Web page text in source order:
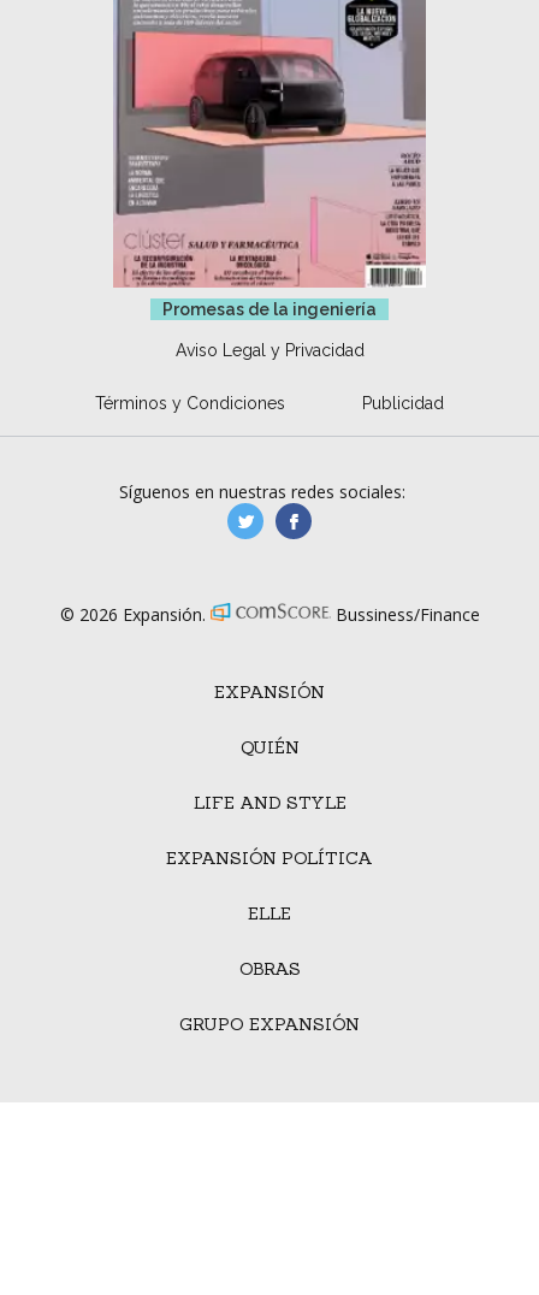
Promesas de la ingeniería
Aviso Legal y Privacidad
Términos y Condiciones Publicidad
EXPANSIÓN
QUIÉN
LIFE AND STYLE
EXPANSIÓN POLÍTICA
ELLE
OBRAS
GRUPO EXPANSIÓN
Síguenos en nuestras redes sociales:
manufacturaGE
© 2026 Expansión. Bussiness/Finance